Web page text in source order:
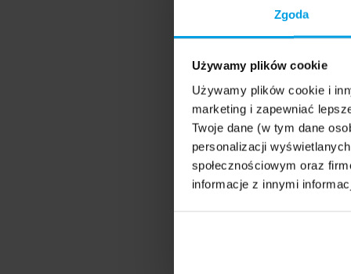
Zgoda
Używamy plików cookie
Używamy plików cookie i
marketing i zapewniać
Twoje dane (w tym dane
personalizacji
społecznościowym oraz
informacje z innymi